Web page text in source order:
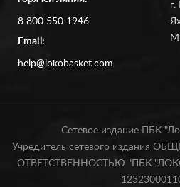
8 800 550 1946
Email:
help@lokobasket.com
Сетевое издание ПБК
Учредитель сетевого издания
ОТВЕТСТВЕННОСТЬЮ "ПБК